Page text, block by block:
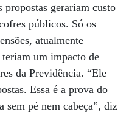
propostas gerariam custo
públicos. Só os
atualmente
um impacto de
da Previdência. “Ele
Essa é a prova do
sem pé nem cabeça”, diz